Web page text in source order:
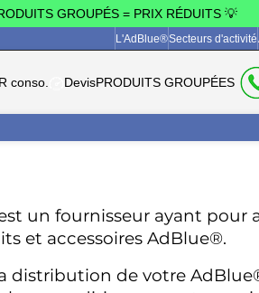
GROUPÉS = PRIX RÉDUITS 💡
L'AdBlue®Secteurs d'activité
conso. DevisPRODUITS GROUPÉES
un fournisseur ayant pour
et accessoires AdBlue®.
distribution de votre